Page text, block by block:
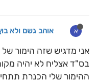
א אוהב גשם ולא
אני מדגיש שזה הימור
בס"ד אצליח לא יהיה
ההימור שלי הכנרת תתחיל